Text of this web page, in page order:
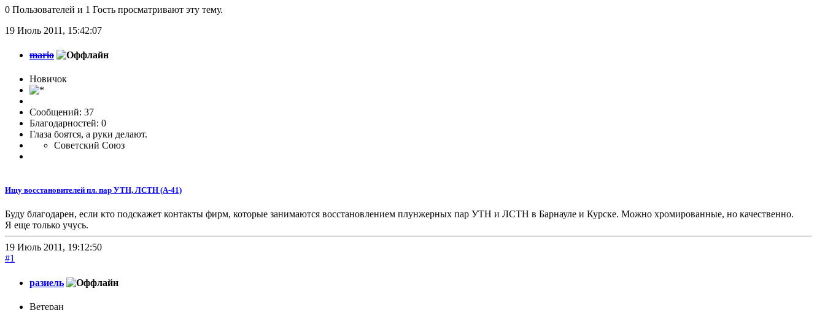
0 Пользователей и 1 Гость просматривают эту тему.
19 Июль 2011, 15:42:07
mario
Новичок
Сообщений: 37
Благодарностей: 0
Глаза боятся, а руки делают.
Советский Союз
Ищу восстановителей пл. пар УТН, ЛСТН (А-41)
Буду благодарен, если кто подскажет контакты фирм, которые занимаются восстановлением плунжерных пар УТН и ЛСТН в Барнауле и Курске. Можно хромированные, но качественно.
Я еще только учусь.
19 Июль 2011, 19:12:50
#1
разиель
Ветеран